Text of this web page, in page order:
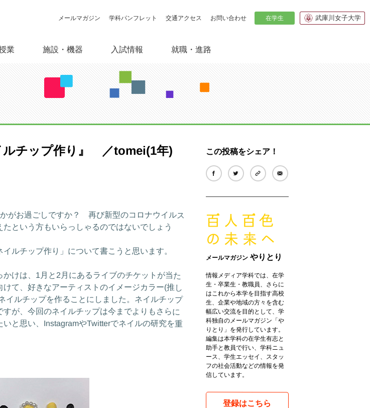
メールマガジン 学科パンフレット 交通アクセス お問い合わせ 在学生 武庫川女子大学
海外研修
業 施設・機器 入試情報 就職・進路
ルチップ作り』 ／tomei(1年)
がお過ごしですか？ 再び新型のコロナウイルス
という方もいらっしゃるのではないでしょう
ルチップ作り」について書こうと思います。
けは、1月と2月にあるライブのチケットが当た
て、好きなアーティストのイメージカラー(推し
イルチップを作ることにしました。ネイルチップ
が、今回のネイルチップは今までよりもさらに
と思い、InstagramやTwitterでネイルの研究を重
この投稿をシェア！
メールマガジンやりとり
情報メディア学科では、在学
生・卒業生・教職員、さらに
はこれから本学を目指す高校
生、企業や地域の方々を含む
幅広い交流を目的として、学
科独自のメールマガジン「や
りとり」を発行しています。
編集は本学科の在学生有志と
助手と教員で行い、学科ニュ
ース、学生エッセイ、スタッ
フの社会活動などの情報を発
信しています。
登録はこちら